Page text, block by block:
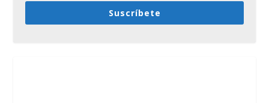
Suscríbete